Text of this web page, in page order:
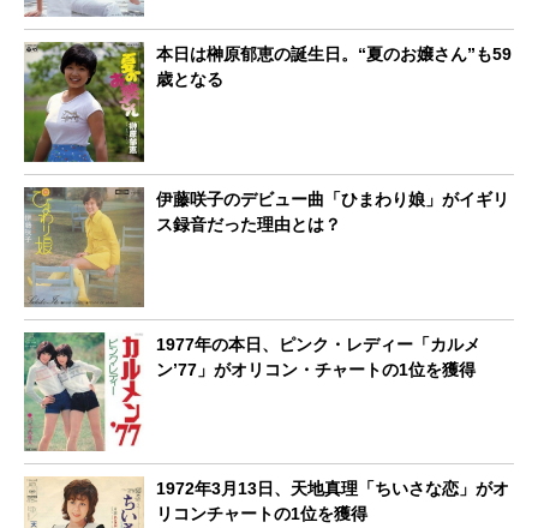
本日は榊原郁恵の誕生日。“夏のお嬢さん”も59
歳となる
伊藤咲子のデビュー曲「ひまわり娘」がイギリ
ス録音だった理由とは？
1977年の本日、ピンク・レディー「カルメ
ン’77」がオリコン・チャートの1位を獲得
1972年3月13日、天地真理「ちいさな恋」がオ
リコンチャートの1位を獲得